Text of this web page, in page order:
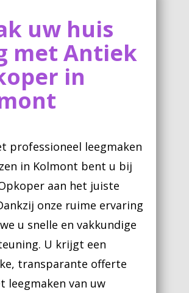
uw huis
met Antiek
in
professioneel leegmaken
in Kolmont bent u bij
aan het juiste
onze ruime ervaring
u snelle en vakkundige
U krijgt een
transparante offerte
leegmaken van uw